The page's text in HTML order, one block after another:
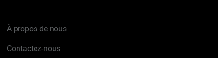
À propos de nous
Contactez-nous